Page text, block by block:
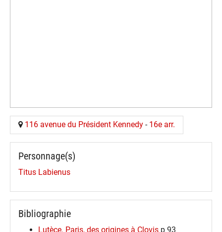
116 avenue du Président Kennedy - 16e arr.
Personnage(s)
Titus Labienus
Bibliographie
Lutèce. Paris, des origines à Clovis p 93